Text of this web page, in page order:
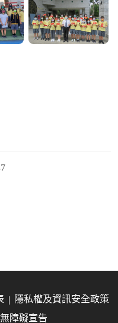
隱私權及資訊安全政策
無障礙宣告